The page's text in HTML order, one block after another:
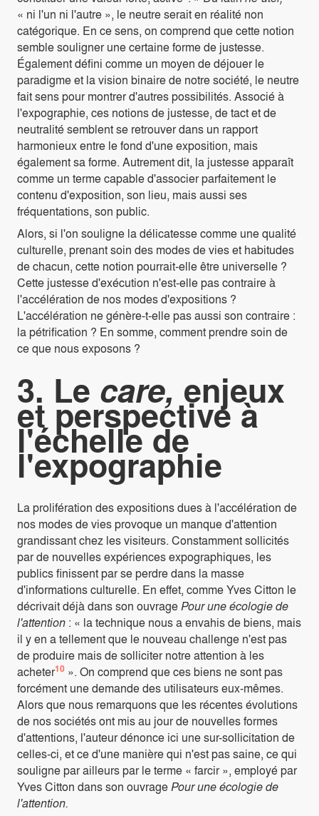
« ni l'un ni l'autre », le neutre serait en réalité non
catégorique. En ce sens, on comprend que cette notion
semble souligner une certaine forme de justesse.
Également défini comme un moyen de déjouer le
paradigme et la vision binaire de notre société, le neutre
fait sens pour montrer d'autres possibilités. Associé à
l'expographie, ces notions de justesse, de tact et de
neutralité semblent se retrouver dans un rapport
harmonieux entre le fond d'une exposition, mais
également sa forme. Autrement dit, la justesse apparaît
comme un terme capable d'associer parfaitement le
contenu d'exposition, son lieu, mais aussi ses
fréquentations, son public.
Alors, si l'on souligne la délicatesse comme une qualité
culturelle, prenant soin des modes de vies et habitudes
de chacun, cette notion pourrait-elle être universelle ?
Cette justesse d'exécution n'est-elle pas contraire à
l'accélération de nos modes d'expositions ?
L'accélération ne génère-t-elle pas aussi son contraire :
la pétrification ? En somme, comment prendre soin de
ce que nous exposons ?
3. Le care, enjeux
et perspective à
l'échelle de
l'expographie
La prolifération des expositions dues à l'accélération de
nos modes de vies provoque un manque d'attention
grandissant chez les visiteurs. Constamment sollicités
par de nouvelles expériences expographiques, les
publics finissent par se perdre dans la masse
d'informations culturelle. En effet, comme Yves Citton le
décrivait déjà dans son ouvragePour une écologie de
l'attention : « la technique nous a envahis de biens, mais
il y en a tellement que le nouveau challenge n'est pas
de produire mais de solliciter notre attention à les
acheter10 ». On comprend que ces biens ne sont pas
forcément une demande des utilisateurs eux-mêmes.
Alors que nous remarquons que les récentes évolutions
de nos sociétés ont mis au jour de nouvelles formes
d'attentions, l'auteur dénonce ici une sur-sollicitation de
celles-ci, et ce d'une manière qui n'est pas saine, ce qui
souligne par ailleurs par le terme « farcir », employé par
Yves Citton dans son ouvragePour une écologie de
l'attention.